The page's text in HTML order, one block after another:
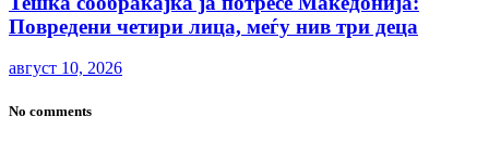
Повредени четири лица, меѓу нив три деца
август 10, 2026
No comments